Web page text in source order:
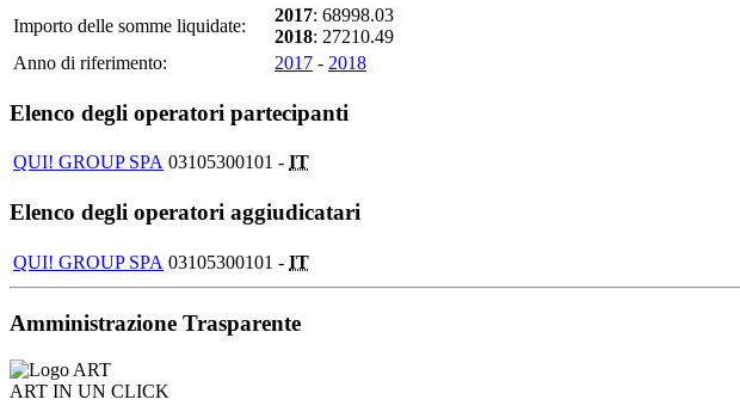
Importo delle somme liquidate:
2017: 68998.03
2018: 27210.49
Anno di riferimento:
2017 - 2018
Elenco degli operatori partecipanti
QUI! GROUP SPA 03105300101 - IT
Elenco degli operatori aggiudicatari
QUI! GROUP SPA 03105300101 - IT
Amministrazione Trasparente
ART IN UN CLICK